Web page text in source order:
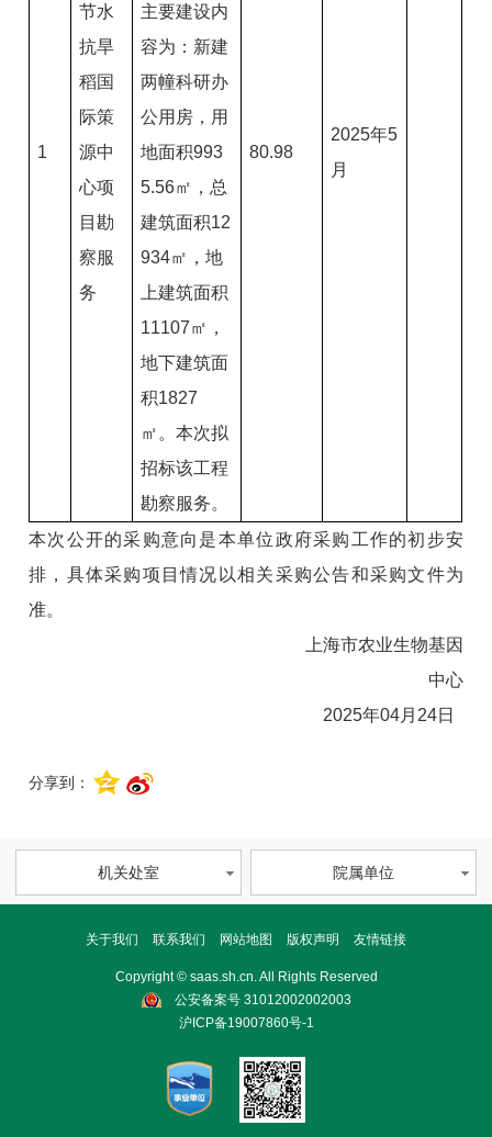
1
节水
抗旱
稻国
际策
源中
心项
目勘
察服
务
主要建设内
容为：新建
两幢科研办
公用房，用
地面积993
5.56㎡，总
建筑面积12
934㎡，地
上建筑面积
11107㎡，
地下建筑面
积1827
㎡。本次拟
招标该工程
勘察服务。
80.98
2025年5
月
本次公开的采购意向是本单位政府采购工作的初步安
排，具体采购项目情况以相关采购公告和采购文件为
准。
上海市农业生物基因
中心
2025年04月24日
分享到：
机关处室 院属单位
关于我们 联系我们 网站地图 版权声明 友情链接
Copyright © saas.sh.cn. All Rights Reserved
公安备案号 31012002002003
沪ICP备19007860号-1